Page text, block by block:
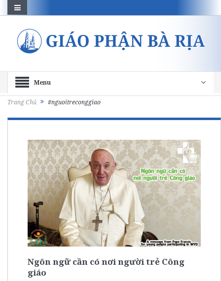
Menu
Trang Chủ #nguoitreconggiao
Ngôn ngữ cần có nơi người trẻ Công
giáo